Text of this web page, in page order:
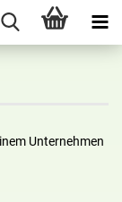
Unternehmen